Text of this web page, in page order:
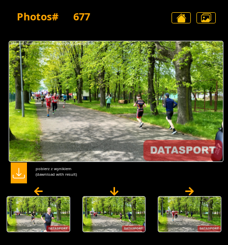
Photos# 677
pobierz z wynikiem
(dawnload with result)